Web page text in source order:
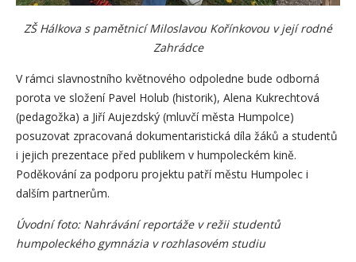
ZŠ Hálkova s pamětnicí Miloslavou Kořínkovou v její rodné
Zahrádce
V rámci slavnostního květnového odpoledne bude odborná
porota ve složení Pavel Holub (historik), Alena Kukrechtová
(pedagožka) a Jiří Aujezdský (mluvčí města Humpolce)
posuzovat zpracovaná dokumentaristická díla žáků a studentů
i jejich prezentace před publikem v humpoleckém kině.
Poděkování za podporu projektu patří městu Humpolec i
dalším partnerům.
Úvodní foto: Nahrávání reportáže v režii studentů
humpoleckého gymnázia v rozhlasovém studiu